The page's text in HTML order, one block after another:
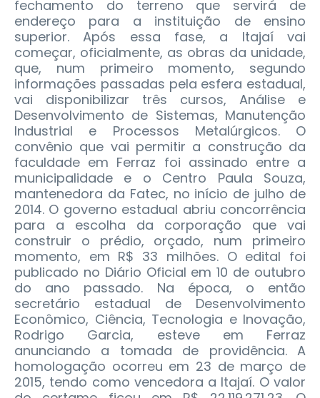
fechamento do terreno que servirá de
endereço para a instituição de ensino
superior. Após essa fase, a Itajaí vai
começar, oficialmente, as obras da unidade,
que, num primeiro momento, segundo
informações passadas pela esfera estadual,
vai disponibilizar três cursos, Análise e
Desenvolvimento de Sistemas, Manutenção
Industrial e Processos Metalúrgicos. O
convênio que vai permitir a construção da
faculdade em Ferraz foi assinado entre a
municipalidade e o Centro Paula Souza,
mantenedora da Fatec, no início de julho de
2014. O governo estadual abriu concorrência
para a escolha da corporação que vai
construir o prédio, orçado, num primeiro
momento, em R$ 33 milhões. O edital foi
publicado no Diário Oficial em 10 de outubro
do ano passado. Na época, o então
secretário estadual de Desenvolvimento
Econômico, Ciência, Tecnologia e Inovação,
Rodrigo Garcia, esteve em Ferraz
anunciando a tomada de providência. A
homologação ocorreu em 23 de março de
2015, tendo como vencedora a Itajaí. O valor